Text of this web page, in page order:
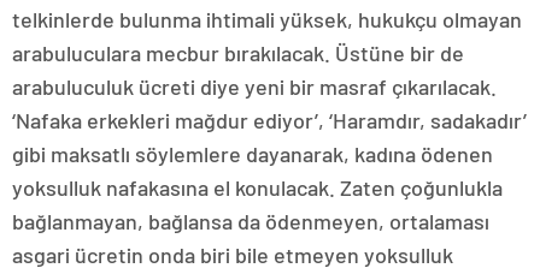
telkinlerde bulunma ihtimali yüksek, hukukçu olmayan
arabuluculara mecbur bırakılacak. Üstüne bir de
arabuluculuk ücreti diye yeni bir masraf çıkarılacak.
‘Nafaka erkekleri mağdur ediyor’, ‘Haramdır, sadakadır’
gibi maksatlı söylemlere dayanarak, kadına ödenen
yoksulluk nafakasına el konulacak. Zaten çoğunlukla
bağlanmayan, bağlansa da ödenmeyen, ortalaması
asgari ücretin onda biri bile etmeyen yoksulluk